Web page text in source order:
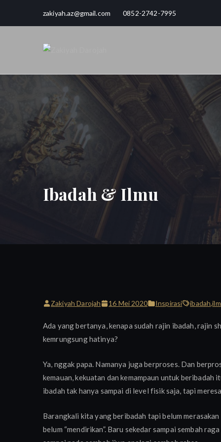
zakiyah.az@gmail.com 0852-2742-7995
Ibadah & Ilmu
Zakiyah Darojah 16 Mei 2020 Inspirasi ibadah,
Ada yang bertanya, kenapa sudah rajin ibadah, rajin
kemrungsung hatinya?
Ya, nggak papa. Namanya juga berproses. Dan
kemauan, kekuatan dan kemampaun untuk
ibadah tak hanya sampai di level fisik saja, tapi
Barangkali kita yang beribadah tapi belum merasakan
belum “mendirikan”. Baru sekedar sampai sembah